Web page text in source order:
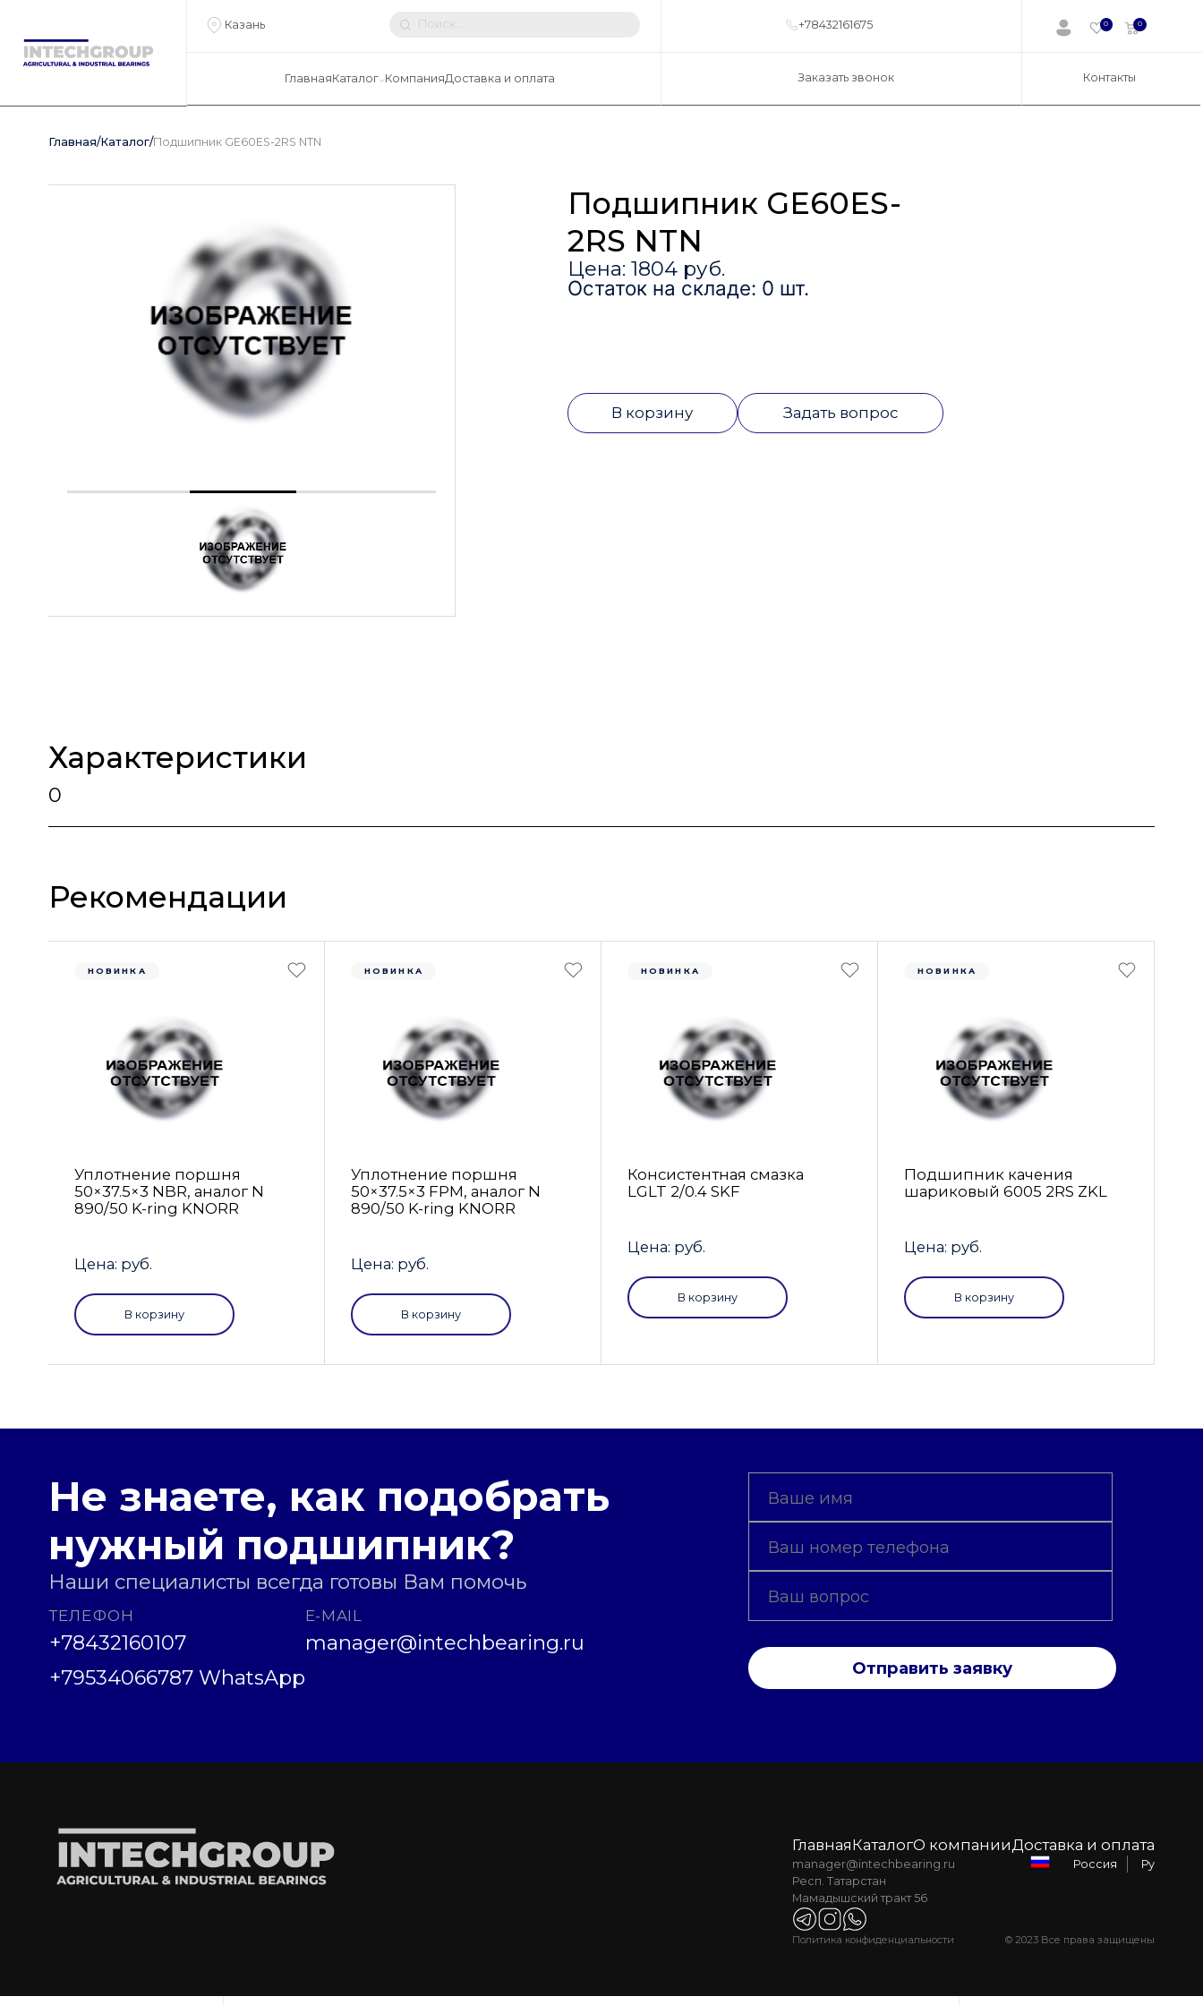
Казань +78432161675 0 0
ГлавнаяКаталог КомпанияДоставка и оплата Заказать звонок Контакты
Главная/Каталог/Подшипник GE60ES-2RS NTN
Подшипник GE60ES-
2RS NTN
Цена: 1804 руб.
Остаток на складе: 0 шт.
В корзину Задать вопрос
Характеристики
0
Рекомендации
НОВИНКА
Уплотнение поршня
50×37.5×3 NBR, аналог N
890/50 K-ring KNORR
Цена: руб.
В корзину
НОВИНКА
Уплотнение поршня
50×37.5×3 FРM, аналог N
890/50 K-ring KNORR
Цена: руб.
В корзину
НОВИНКА
Консистентная смазка
LGLT 2/0.4 SKF
Цена: руб.
В корзину
НОВИНКА
Подшипник качения
шариковый 6005 2RS ZKL
Цена: руб.
В корзину
Не знаете, как подобрать
нужный подшипник?
Наши специалисты всегда готовы Вам помочь
ТЕЛЕФОН
+78432160107
+79534066787 WhatsApp
E-MAIL
manager@intechbearing.ru
Отправить заявку
ГлавнаяКаталогО компанииДоставка и оплата
manager@intechbearing.ru
Респ. Татарстан
Мамадышский тракт 56
Россия Ру
Политика конфиденциальности © 2023 Все права защищены